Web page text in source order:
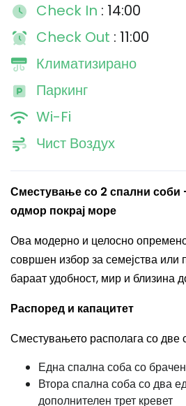
Check In : 14:00
Check Out : 11:00
Климатизирано
Паркинг
Wi-Fi
Чист Воздух
Сместување со 2 спални соби
одмор покрај море
Ова модерно и целосно
совршен избор за семејства или
бараат удобност, мир и близина
Распоред и капацитет
Сместувањето располага со две
Една спална соба со
Втора спална соба со два
дополнителен трет кревет